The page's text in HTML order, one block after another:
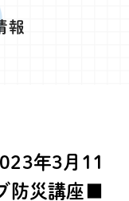
材お申し込み
報
年3月11
防災講座■